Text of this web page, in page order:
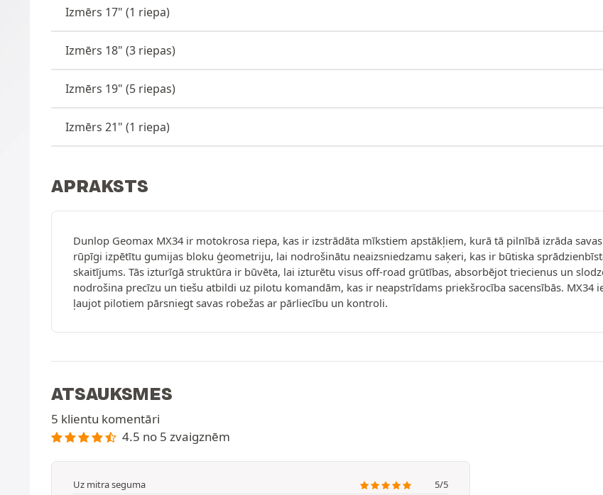
Izmērs 17" (1 riepa)
Izmērs 18" (3 riepas)
Izmērs 19" (5 riepas)
Izmērs 21" (1 riepa)
APRAKSTS
Dunlop Geomax MX34 ir motokrosa riepa, kas ir izstrādāta mīkstiem apstākļiem, kurā tā pilnībā izrāda
rūpīgi izpētītu gumijas bloku ģeometriju, lai nodrošinātu neaizsniedzamu saķeri, kas ir būtiska
skaitījums. Tās izturīgā struktūra ir būvēta, lai izturētu visus off-road grūtības, absorbējot triecienus un
nodrošina precīzu un tiešu atbildi uz pilotu komandām, kas ir neapstrīdams priekšrocība sacensībās. MX34
ļaujot pilotiem pārsniegt savas robežas ar pārliecību un kontroli.
ATSAUKSMES
5 klientu komentāri
4.5 no 5 zvaigznēm
Uz mitra seguma
5/5